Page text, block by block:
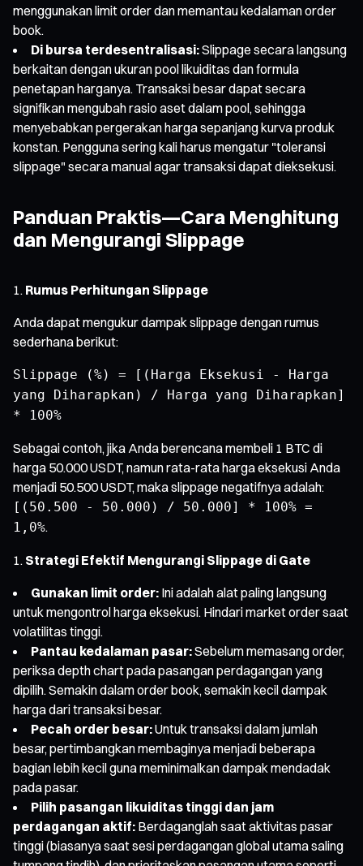
menggunakan limit order dan memantau kedalaman order
book.
Di bursa terdesentralisasi:Slippage secara langsung
berkaitan dengan ukuran pool likuiditas dan formula
penetapan harganya. Transaksi besar dapat secara
signifikan mengubah rasio aset dalam pool, sehingga
menyebabkan pergerakan harga sepanjang kurva produk
konstan. Pengguna sering kali harus mengatur "toleransi
slippage" secara manual agar transaksi dapat dieksekusi.
Panduan Praktis—Cara Menghitung
dan Mengurangi Slippage
Rumus Perhitungan Slippage
Anda dapat mengukur dampak slippage dengan rumus
sederhana berikut:
Slippage (%) = [(Harga Eksekusi - Harga
yang Diharapkan) / Harga yang Diharapkan]
* 100%
Sebagai contoh, jika Anda berencana membeli 1 BTC di
harga 50.000 USDT, namun rata-rata harga eksekusi Anda
menjadi 50.500 USDT, maka slippage negatifnya adalah:
[(50.500 - 50.000) / 50.000] * 100% =
1,0%.
Strategi Efektif Mengurangi Slippage di Gate
Gunakan limit order: Ini adalah alat paling langsung
untuk mengontrol harga eksekusi. Hindari market order saat
volatilitas tinggi.
Pantau kedalaman pasar:Sebelum memasang order,
periksa depth chart pada pasangan perdagangan yang
dipilih. Semakin dalam order book, semakin kecil dampak
harga dari transaksi besar.
Pecah order besar:Untuk transaksi dalam jumlah
besar, pertimbangkan membaginya menjadi beberapa
bagian lebih kecil guna meminimalkan dampak mendadak
pada pasar.
Pilih pasangan likuiditas tinggi dan jam
perdagangan aktif: Berdaganglah saat aktivitas pasar
tinggi (biasanya saat sesi perdagangan global utama saling